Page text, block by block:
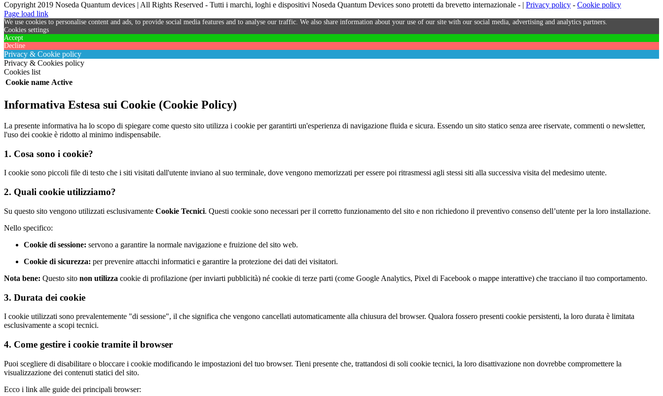
Copyright 2019 Noseda Quantum devices | All Rights Reserved - Tutti i marchi, loghi e dispositivi Noseda Quantum Devices sono protetti da brevetto internazionale - | Privacy policy - Cookie policy
Page load link
We use cookies to personalise content and ads, to provide social media features and to analyse our traffic. We also share information about your use of our site with our social media, advertising and analytics partners.
Cookies settings
Accept
Decline
Privacy & Cookie policy
Privacy & Cookies policy
Cookies list
Cookie name Active
Informativa Estesa sui Cookie (Cookie Policy)
La presente informativa ha lo scopo di spiegare come questo sito utilizza i cookie per garantirti un'esperienza di navigazione fluida e sicura. Essendo un sito statico senza aree riservate, commenti o newsletter,
l'uso dei cookie è ridotto al minimo indispensabile.
1. Cosa sono i cookie?
I cookie sono piccoli file di testo che i siti visitati dall'utente inviano al suo terminale, dove vengono memorizzati per essere poi ritrasmessi agli stessi siti alla successiva visita del medesimo utente.
2. Quali cookie utilizziamo?
Su questo sito vengono utilizzati esclusivamente Cookie Tecnici. Questi cookie sono necessari per il corretto funzionamento del sito e non richiedono il preventivo consenso dell’utente per la loro installazione.
Nello specifico:
Cookie di sessione: servono a garantire la normale navigazione e fruizione del sito web.
Cookie di sicurezza: per prevenire attacchi informatici e garantire la protezione dei dati dei visitatori.
Nota bene: Questo sito non utilizza cookie di profilazione (per inviarti pubblicità) né cookie di terze parti (come Google Analytics, Pixel di Facebook o mappe interattive) che tracciano il tuo comportamento.
3. Durata dei cookie
I cookie utilizzati sono prevalentemente "di sessione", il che significa che vengono cancellati automaticamente alla chiusura del browser. Qualora fossero presenti cookie persistenti, la loro durata è limitata
esclusivamente a scopi tecnici.
4. Come gestire i cookie tramite il browser
Puoi scegliere di disabilitare o bloccare i cookie modificando le impostazioni del tuo browser. Tieni presente che, trattandosi di soli cookie tecnici, la loro disattivazione non dovrebbe compromettere la
visualizzazione dei contenuti statici del sito.
Ecco i link alle guide dei principali browser: